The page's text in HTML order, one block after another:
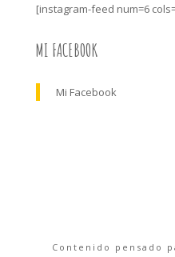
[instagram-feed num=6
MI FACEBOOK
Mi Facebook
Contenido pensado